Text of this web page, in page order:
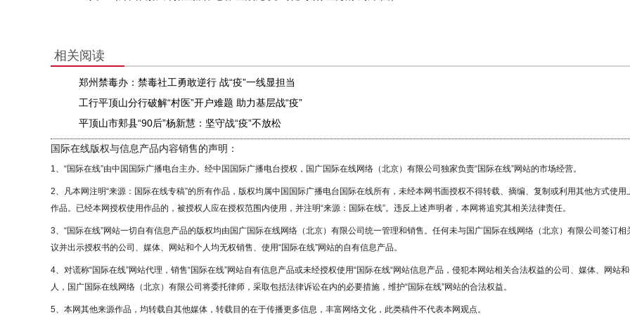
相关阅读
郑州禁毒办：禁毒社工勇敢逆行 战“疫”一线显担当
工行平顶山分行破解“村医”开户难题 助力基层战“疫”
平顶山市郏县“90后”杨新慧：坚守战“疫”不放松
国际在线版权与信息产品内容销售的声明：
1、“国际在线”由中国国际广播电台主办。经中国国际广播电台授权，国广国际在线网络（北京）有限公司独家负责“国际在线”网站的市场经营。
2、凡本网注明“来源：国际在线专稿”的所有作品，版权均属中国国际广播电台国际在线所有，未经本网书面授权不得转载、摘编、复制或利用其他方式使用
作品。已经本网授权使用作品的，被授权人应在授权范围内使用，并注明“来源：国际在线”。违反上述声明者，本网将追究其相关法律责任。
3、“国际在线”网站一切自有信息产品的版权均由国广国际在线网络（北京）有限公司统一管理和销售。任何未与国广国际在线网络（北京）有限公司签订相
议并出示授权书的公司、媒体、网站和个人均无权销售、使用“国际在线”网站的自有信息产品。
4、对谎称“国际在线”网站代理，销售“国际在线”网站自有信息产品或未经授权使用“国际在线“网站信息产品，侵犯本网站相关合法权益的公司、媒体、网站
人，国广国际在线网络（北京）有限公司将委托律师，采取包括法律诉讼在内的必要措施，维护“国际在线”网站的合法权益。
5、本网其他来源作品，均转载自其他媒体，转载目的在于传播更多信息，丰富网络文化，此类稿件不代表本网观点。